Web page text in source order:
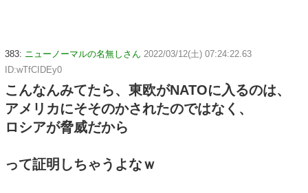
383: ニューノーマルの名無しさん 2022/03/12(土) 07:24:22.63
ID:wTfCIDEy0
こんなんみてたら、東欧がNATOに入るのは、
アメリカにそそのかされたのではなく、
ロシアが脅威だから
って証明しちゃうよなｗ